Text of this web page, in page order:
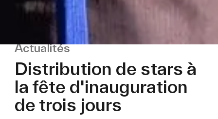
Actualités
Distribution de stars à
la fête d'inauguration
de trois jours